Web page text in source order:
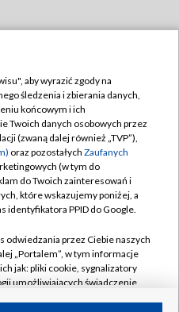
TVP
zgody
aby wyrazić zgody na
śledzenia i zbierania danych,
końcowym i ich
Twoich danych osobowych przez
(zwaną dalej również „TVP”),
oraz pozostałych Zaufanych
(w tym do
do Twoich zainteresowań i
które wskazujemy poniżej, a
identyfikatora PPID do Google.
odwiedzania przez Ciebie naszych
„Portalem”, w tym informacje
jak: pliki cookie, sygnalizatory
umożliwiających świadczenie